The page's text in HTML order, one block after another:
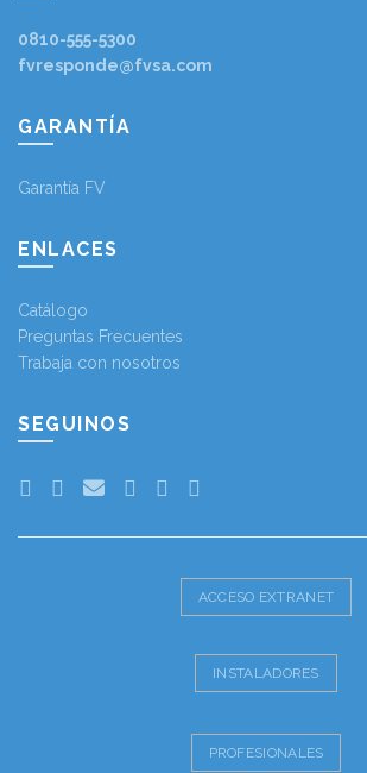
0810-555-5300
fvresponde@fvsa.com
GARANTÍA
Garantía FV
ENLACES
Catálogo
Preguntas Frecuentes
Trabaja con nosotros
SEGUINOS
ACCESO EXTRANET
INSTALADORES
PROFESIONALES